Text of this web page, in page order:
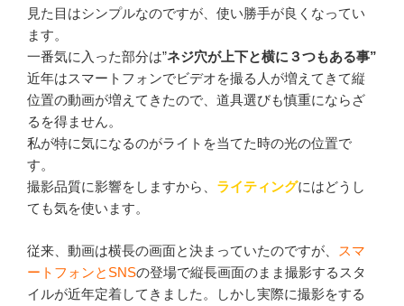
見た目はシンプルなのですが、使い勝手が良くなってい
ます。
一番気に入った部分は”ネジ穴が上下と横に３つもある事”
近年はスマートフォンでビデオを撮る人が増えてきて縦
位置の動画が増えてきたので、道具選びも慎重にならざ
るを得ません。
私が特に気になるのがライトを当てた時の光の位置で
す。
撮影品質に影響をしますから、 ライティングにはどうし
ても気を使います。
従来、動画は横長の画面と決まっていたのですが、
スマ
ートフォンとSNSの登場で縦長画面のまま撮影するスタ
イルが近年定着してきました。しかし実際に撮影をする